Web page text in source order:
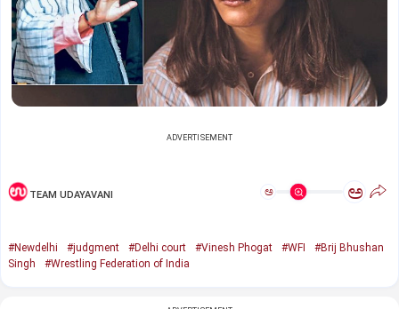
ADVERTISEMENT
TEAM UDAYAVANI ಅ ಅ
#Newdelhi #judgment #Delhi court #Vinesh Phogat #WFI
#Brij Bhushan
Singh
#Wrestling Federation of India